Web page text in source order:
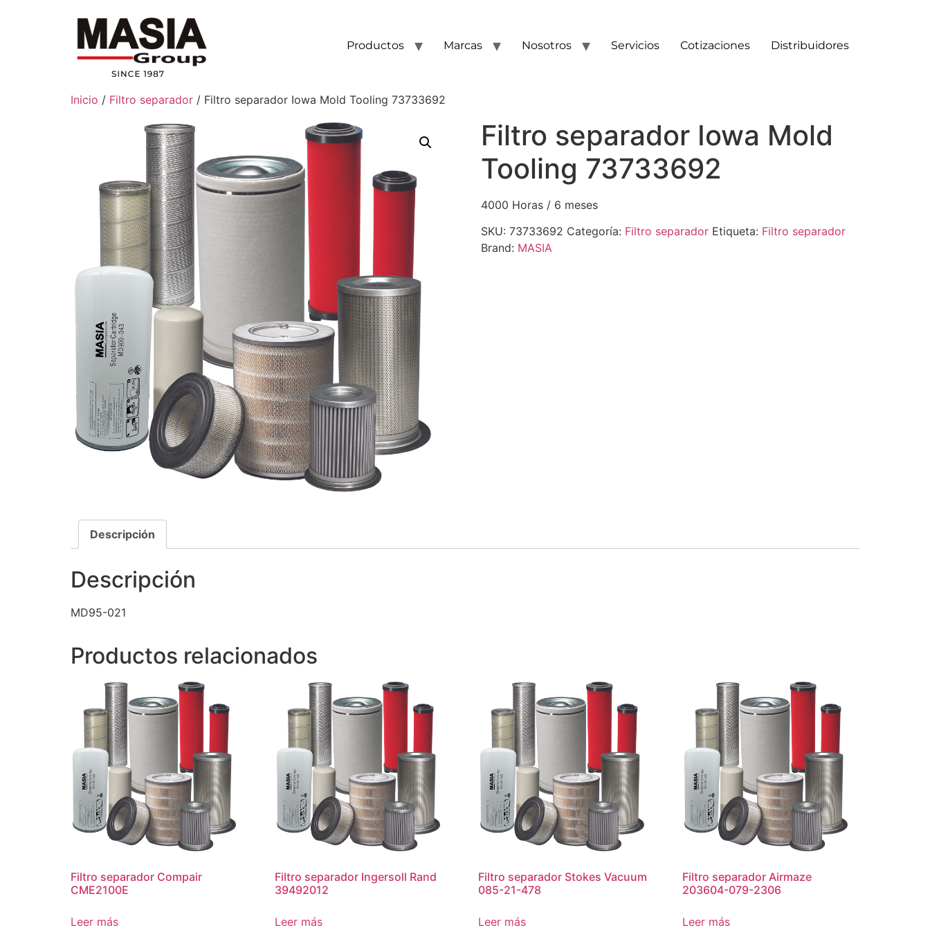
Productos Marcas Nosotros Servicios Cotizaciones Distribuidores
Inicio / Filtro separador / Filtro separador Iowa Mold Tooling 73733692
Filtro separador Iowa Mold
Tooling 73733692
4000 Horas / 6 meses
SKU: 73733692 Categoría: Filtro separador Etiqueta: Filtro separador
Brand: MASIA
Descripción
Descripción
MD95-021
Productos relacionados
Filtro separador Compair
CME2100E
Leer más
Filtro separador Ingersoll Rand
39492012
Leer más
Filtro separador Stokes Vacuum
085-21-478
Leer más
Filtro separador Airmaze
203604-079-2306
Leer más